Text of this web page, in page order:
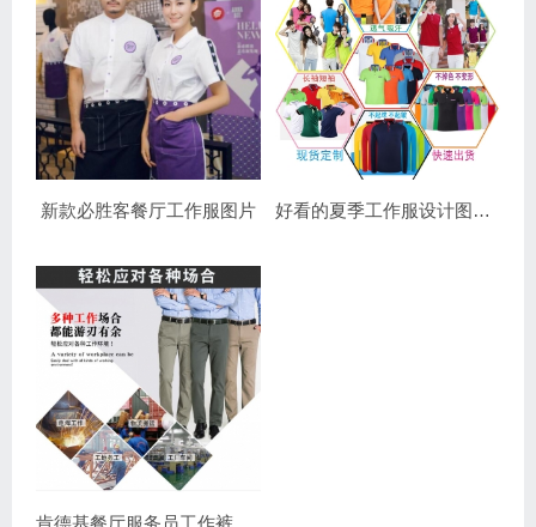
新款必胜客餐厅工作服图片 好看的夏季工作服设计图片欣赏